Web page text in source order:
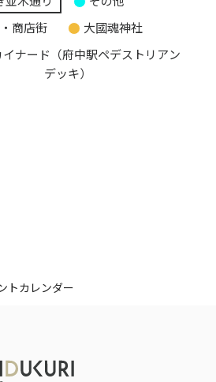
商店街
大國魂神社
ナード（府中駅ペデストリアン
デッキ）
トカレンダー